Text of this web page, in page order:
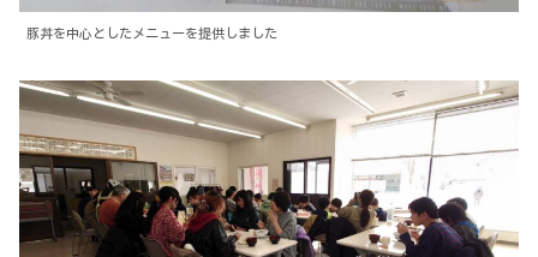
豚丼を中心としたメニューを提供しました